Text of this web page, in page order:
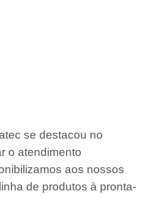
se destacou no
o atendimento
aos nossos
de produtos à pronta-